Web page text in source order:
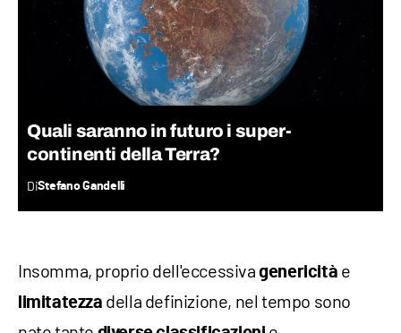
Quali saranno in futuro i super-
continenti della Terra?
DiStefano Gandelli
Insomma, proprio dell'eccessivagenericità e
limitatezza della definizione, nel tempo sono